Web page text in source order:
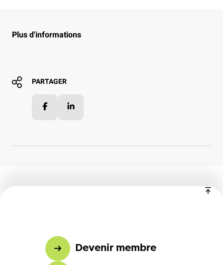
Plus d'informations
PARTAGER
Facebook
Devenir membre